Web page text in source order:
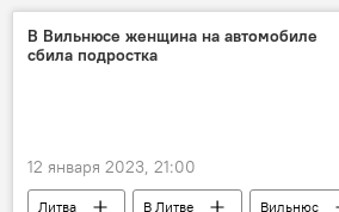
В Вильнюсе женщина на автомобиле
сбила подростка
12 января 2023, 21:00
Литва В Литве
Вильнюс